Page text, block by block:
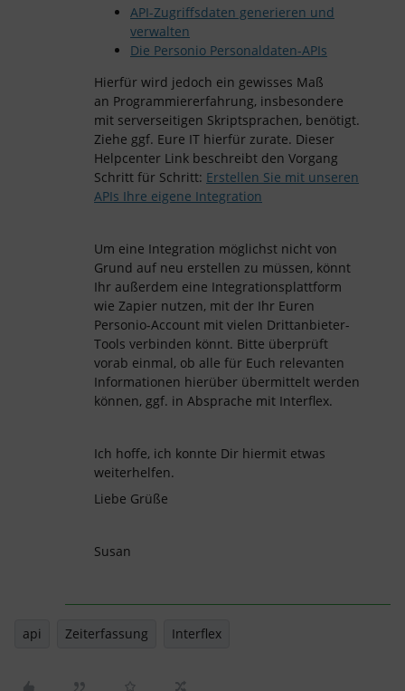
API-Zugriffsdaten generieren und
verwalten
Die Personio Personaldaten-APIs
Hierfür wird jedoch ein gewisses Maß
an Programmiererfahrung, insbesondere
mit serverseitigen Skriptsprachen, benötigt.
Ziehe ggf. Eure IT hierfür zurate. Dieser
Helpcenter Link beschreibt den Vorgang
Schritt für Schritt: Erstellen Sie mit unseren
APIs Ihre eigene Integration
Um eine Integration möglichst nicht von
Grund auf neu erstellen zu müssen, könnt
Ihr außerdem eine Integrationsplattform
wie Zapier nutzen, mit der Ihr Euren
Personio-Account mit vielen Drittanbieter-
Tools verbinden könnt. Bitte überprüft
vorab einmal, ob alle für Euch relevanten
Informationen hierüber übermittelt werden
können, ggf. in Absprache mit Interflex.
Ich hoffe, ich konnte Dir hiermit etwas
weiterhelfen.
Liebe Grüße
Susan
api Zeiterfassung Interflex